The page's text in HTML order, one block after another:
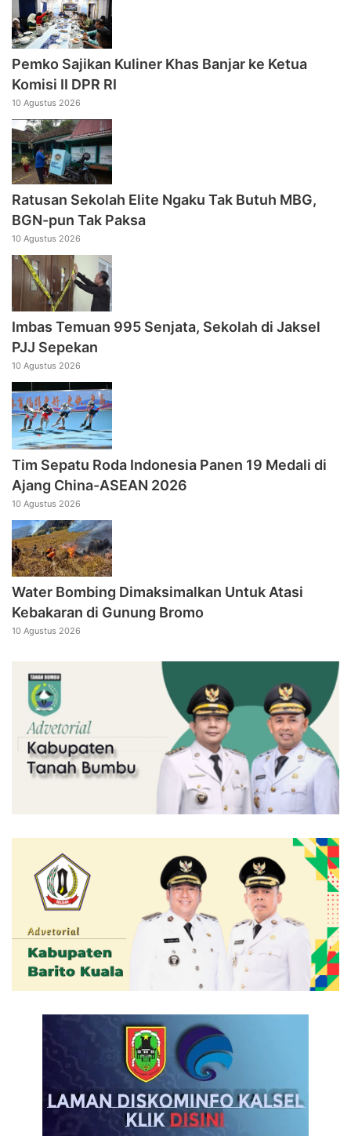
Pemko Sajikan Kuliner Khas Banjar ke Ketua
Komisi II DPR RI
10 Agustus 2026
Ratusan Sekolah Elite Ngaku Tak Butuh MBG,
BGN-pun Tak Paksa
10 Agustus 2026
Imbas Temuan 995 Senjata, Sekolah di Jaksel
PJJ Sepekan
10 Agustus 2026
Tim Sepatu Roda Indonesia Panen 19 Medali di
Ajang China-ASEAN 2026
10 Agustus 2026
Water Bombing Dimaksimalkan Untuk Atasi
Kebakaran di Gunung Bromo
10 Agustus 2026